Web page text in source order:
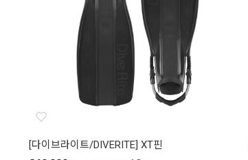
[다이브라이트/DIVERITE] XT핀